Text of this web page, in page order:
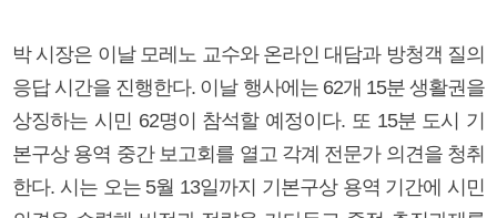
박 시장은 이날 모레노 교수와 온라인 대담과 방청객 질의
응답 시간을 진행한다. 이날 행사에는 62개 15분 생활권을
상징하는 시민 62명이 참석할 예정이다. 또 15분 도시 기
본구상 용역 중간 보고회를 열고 각계 전문가 의견을 청취
한다. 시는 오는 5월 13일까지 기본구상 용역 기간에 시민